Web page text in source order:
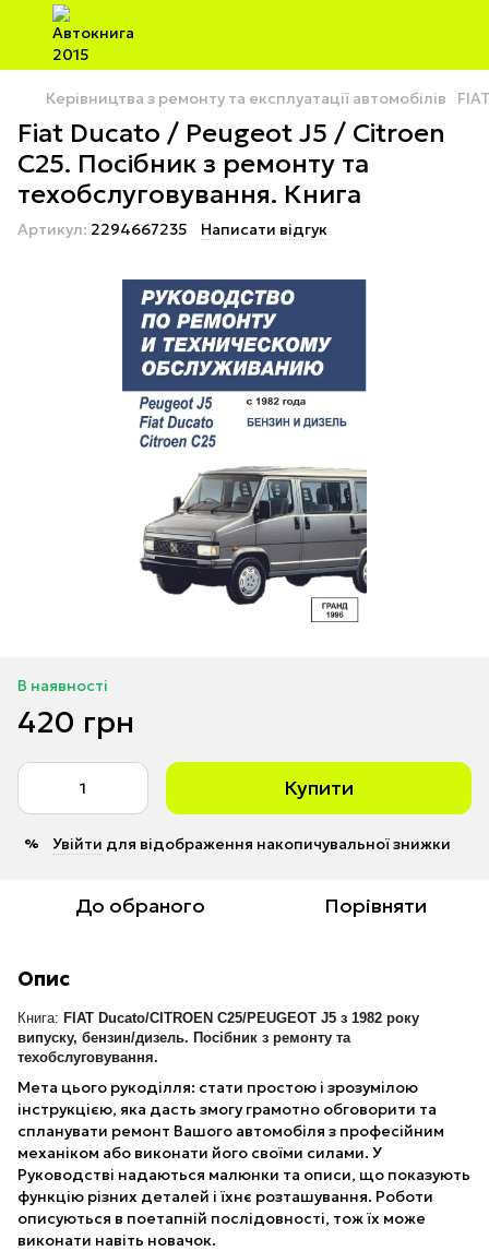
Керівництва з ремонту та експлуатації автомобілів FIAT
Fiat Ducato / Peugeot J5 / Citroen
C25. Посібник з ремонту та
техобслуговування. Книга
Артикул: 2294667235 Написати відгук
В наявності
420 грн
Купити
% Увійти для відображення накопичувальної знижки
До обраного Порівняти
Опис
Книга: FIAT Ducato/CITROEN C25/PEUGEOT J5 з 1982 року
випуску, бензин/дизель. Посібник з ремонту та
техобслуговування.
Мета цього рукоділля: стати простою і зрозумілою
інструкцією, яка дасть змогу грамотно обговорити та
спланувати ремонт Вашого автомобіля з професійним
механіком або виконати його своїми силами. У
Руководстві надаються малюнки та описи, що показують
функцію різних деталей і їхнє розташування. Роботи
описуються в поетапній послідовності, тож їх може
виконати навіть новачок.